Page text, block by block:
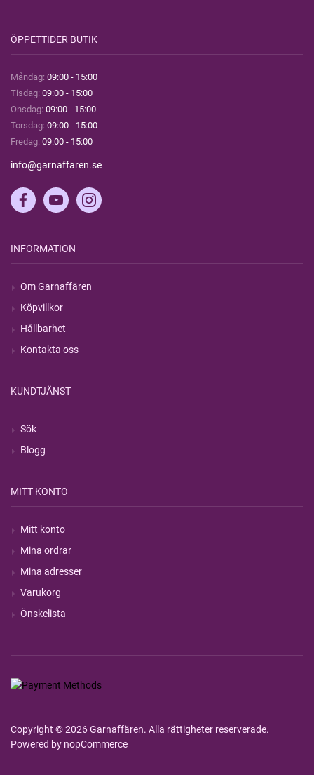
ÖPPETTIDER BUTIK
Måndag: 09:00 - 15:00
Tisdag: 09:00 - 15:00
Onsdag: 09:00 - 15:00
Torsdag: 09:00 - 15:00
Fredag: 09:00 - 15:00
info@garnaffaren.se
INFORMATION
Om Garnaffären
Köpvillkor
Hållbarhet
Kontakta oss
KUNDTJÄNST
Sök
Blogg
MITT KONTO
Mitt konto
Mina ordrar
Mina adresser
Varukorg
Önskelista
Copyright © 2026 Garnaffären. Alla rättigheter reserverade.
Powered by nopCommerce